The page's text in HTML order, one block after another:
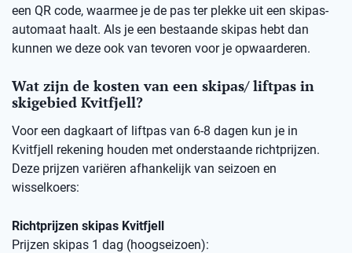
een QR code, waarmee je de pas ter plekke uit een skipas-
automaat haalt. Als je een bestaande skipas hebt dan
kunnen we deze ook van tevoren voor je opwaarderen.
Wat zijn de kosten van een skipas/ liftpas in
skigebied Kvitfjell?
Voor een dagkaart of liftpas van 6-8 dagen kun je in
Kvitfjell rekening houden met onderstaande richtprijzen.
Deze prijzen variëren afhankelijk van seizoen en
wisselkoers:
Richtprijzen skipas Kvitfjell
Prijzen skipas 1 dag (hoogseizoen):